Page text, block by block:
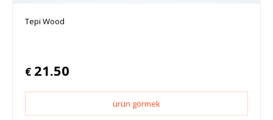
Tepi Wood
€ 21.50
ürün görmek